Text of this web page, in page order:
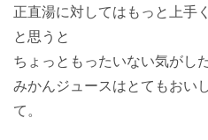
正直湯に対してはもっと上手
と思うと
ちょっともったいない気がし
みかんジュースはとてもおい
て。